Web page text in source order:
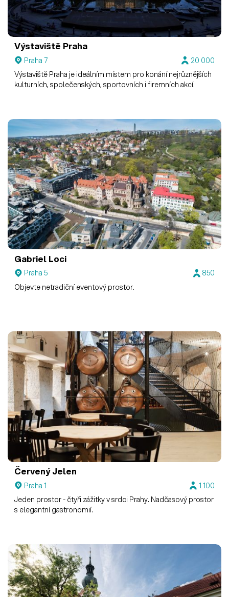
Výstaviště Praha
Praha 7
20 000
Výstaviště Praha je ideálním místem pro konání nejrůznějších
kulturních, společenských, sportovních i firemních akcí.
Gabriel Loci
Praha 5
850
Objevte netradiční eventový prostor.
Červený Jelen
Praha 1
1 100
Jeden prostor - čtyři zážitky v srdci Prahy. Nadčasový prostor
s elegantní gastronomií.